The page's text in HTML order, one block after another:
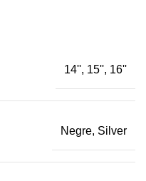
14'', 15'', 16''
Negre, Silver